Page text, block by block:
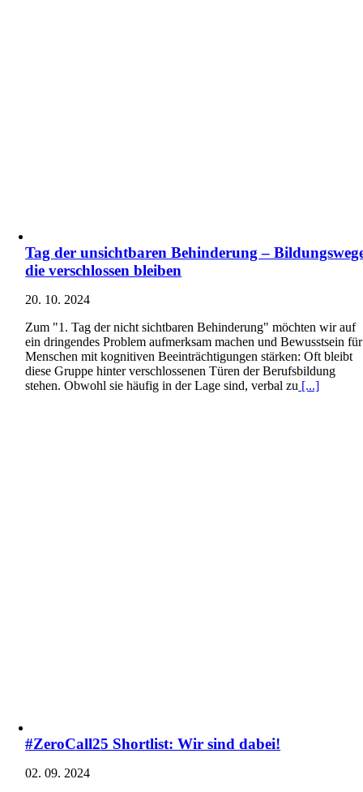
Tag der unsichtbaren Behinderung –
die verschlossen bleiben
20. 10. 2024
Zum "1. Tag der nicht sichtbaren Behinderung" möchten wir auf
ein dringendes Problem aufmerksam machen und Bewusstsein für
Menschen mit kognitiven Beeinträchtigungen stärken: Oft bleibt
diese Gruppe hinter verschlossenen Türen der Berufsbildung
stehen. Obwohl sie häufig in der Lage sind, verbal zu [...]
#ZeroCall25 Shortlist: Wir sind dabei!
02. 09. 2024